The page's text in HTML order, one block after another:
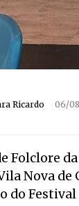
Ricardo 06/
Folclore
Nova
do